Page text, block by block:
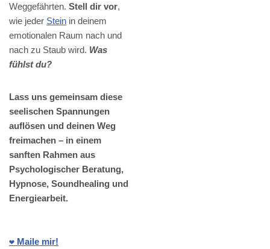
Weggefährten. Stell dir vor,
wie jeder Stein in deinem
emotionalen Raum nach und
nach zu Staub wird. Was
fühlst du?
Lass uns gemeinsam diese
seelischen Spannungen
auflösen und deinen Weg
freimachen – in einem
sanften Rahmen aus
Psychologischer Beratung,
Hypnose, Soundhealing und
Energiearbeit.
❤️ Maile mir!